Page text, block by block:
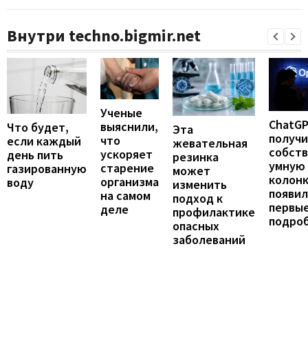
Внутри techno.bigmir.net
Что будет,
если каждый
день пить
газированную
воду
Ученые
выяснили,
что
ускоряет
старение
организма
на самом
деле
Эта
жевательная
резинка
может
изменить
подход к
профилактике
опасных
заболеваний
умную